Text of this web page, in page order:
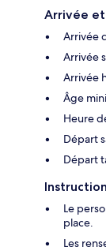
Arrivée
Arrivée
Arrivée
Arrivée
Âge
Heure
Départ
Départ
Le
place.
Les